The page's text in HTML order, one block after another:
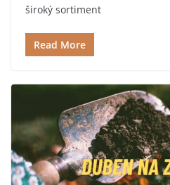
široký sortiment
Read More